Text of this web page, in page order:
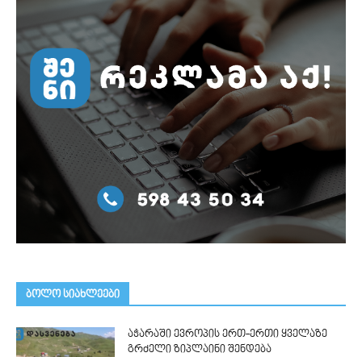
ᲑᲝᲚᲝ ᲡᲘᲐᲮᲚᲔᲔᲑᲘ
აჭარაში ევროპის ერთ-ერთი ყველაზე
გრძელი ზიპლაინი შენდება